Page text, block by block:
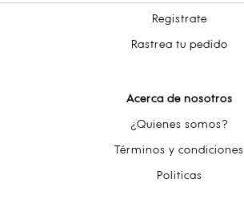
Registrate
Rastrea tu pedido
Acerca de nosotros
¿Quienes somos?
Términos y condiciones
Politicas